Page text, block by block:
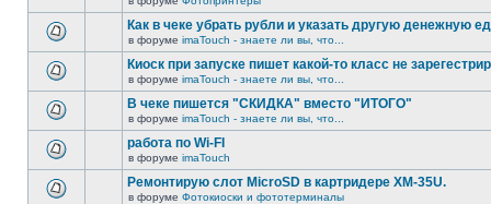
Как в чеке убрать рубли и указать другую денежную
в форуме imaTouch - знаете ли вы, что...
Киоск при запуске пишет какой-то класс не
в форуме imaTouch - знаете ли вы, что...
В чеке пишется "СКИДКА" вместо "ИТОГО"
в форуме imaTouch - знаете ли вы, что...
работа по Wi-FI
в форуме imaTouch
Ремонтирую слот MicroSD в картридере XM-35U.
в форуме Фотокиоски и фототерминалы